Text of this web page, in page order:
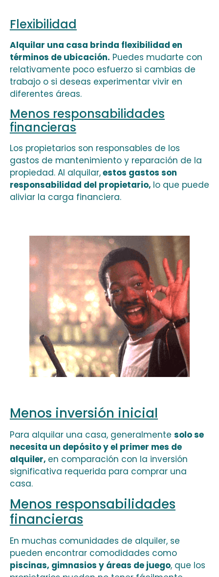
Flexibilidad
Alquilar una casa brinda flexibilidad en
términos de ubicación. Puedes mudarte con
relativamente poco esfuerzo si cambias de
trabajo o si deseas experimentar vivir en
diferentes áreas.
Menos responsabilidades
financieras
Los propietarios son responsables de los
gastos de mantenimiento y reparación de la
propiedad. Al alquilar,estos gastos son
responsabilidad del propietario, lo que puede
aliviar la carga financiera.
Menos inversión inicial
Para alquilar una casa, generalmente solo se
necesita un depósito y el primer mes de
alquiler, en comparación con la inversión
significativa requerida para comprar una
casa.
Menos responsabilidades
financieras
En muchas comunidades de alquiler, se
pueden encontrar comodidades como
piscinas, gimnasios y áreas de juego, que los